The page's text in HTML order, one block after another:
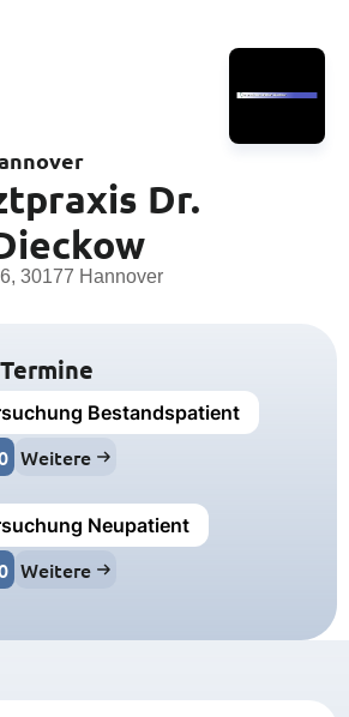
Dr.
30177 Hannover
Bestandspatient
Weitere
Neupatient
Weitere